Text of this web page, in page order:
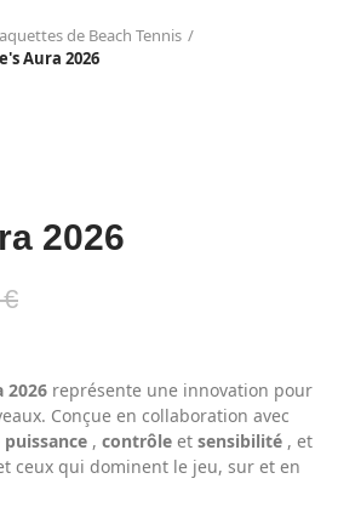
de Beach Tennis
Aura 2026
2026
2026 représente une innovation pour
Conçue en collaboration avec
puissance , contrôle et sensibilité , et
ceux qui dominent le jeu, sur et en